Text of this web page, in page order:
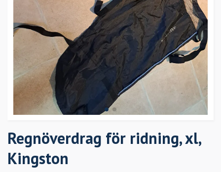
Regnöverdrag för ridning, xl,
Kingston